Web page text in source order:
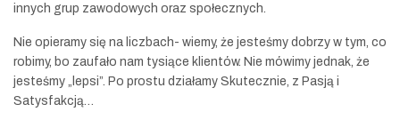
innych grup zawodowych oraz społecznych.
Nie opieramy się na liczbach- wiemy, że jesteśmy dobrzy w tym, co
robimy, bo zaufało nam tysiące klientów. Nie mówimy jednak, że
jesteśmy „lepsi”. Po prostu działamy Skutecznie, z Pasją i
Satysfakcją…